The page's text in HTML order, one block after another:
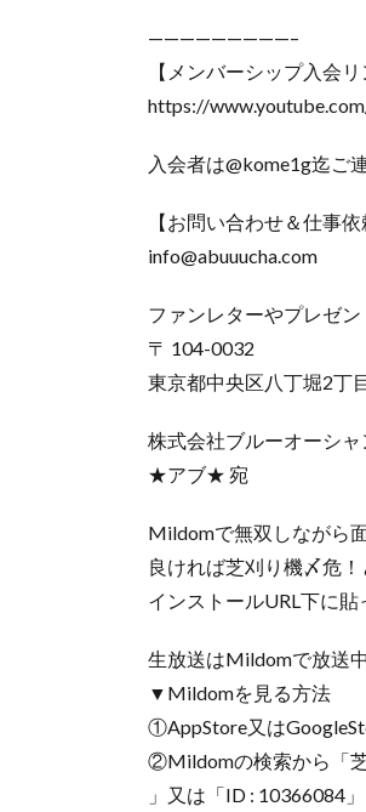
—————————–
【メンバーシップ入会リ
https://
入会者は@kome1g迄ご
【お問い合わせ＆仕事依
info@abuuucha.com
ファンレターやプレゼ
〒 104-0032
東京都中央区八丁堀2丁
株式会社ブルーオーシャ
★アブ★ 宛
Mildomで無双しながら
良ければ芝刈り機〆危
インストールURL下に貼
生放送はMildomで放送
▼Mildomを見る方法
①AppStore又は
②Mildomの検索から「芝
」又は「ID : 10366084